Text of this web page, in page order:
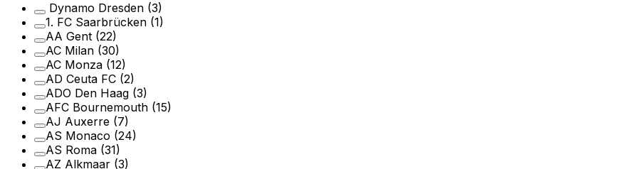
Dynamo Dresden (3)
1. FC Saarbrücken (1)
AA Gent (22)
AC Milan (30)
AC Monza (12)
AD Ceuta FC (2)
ADO Den Haag (3)
AFC Bournemouth (15)
AJ Auxerre (7)
AS Monaco (24)
AS Roma (31)
AZ Alkmaar (3)